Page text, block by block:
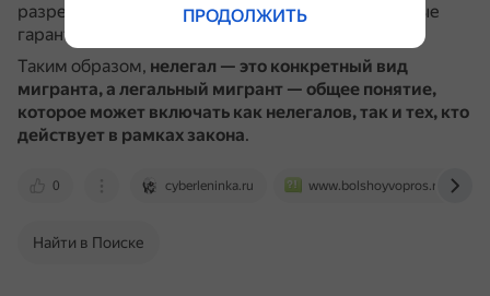
разрешения, а вместе с ними и права, и социальные
гарантии.
Таким образом, нелегал — это конкретный вид
мигранта, а легальный мигрант — общее понятие,
которое может включать как нелегалов, так и тех, кто
действует в рамках закона.
0 cyberleninka.ru www.bolshoyvopros.ru
Найти в Поиске
ПРОДОЛЖИТЬ